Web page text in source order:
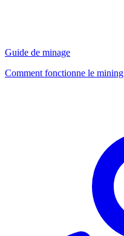
Guide de minage
Comment fonctionne le mining